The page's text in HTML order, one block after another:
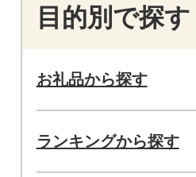
目的別で探す
お礼品から探す
ランキングから探す